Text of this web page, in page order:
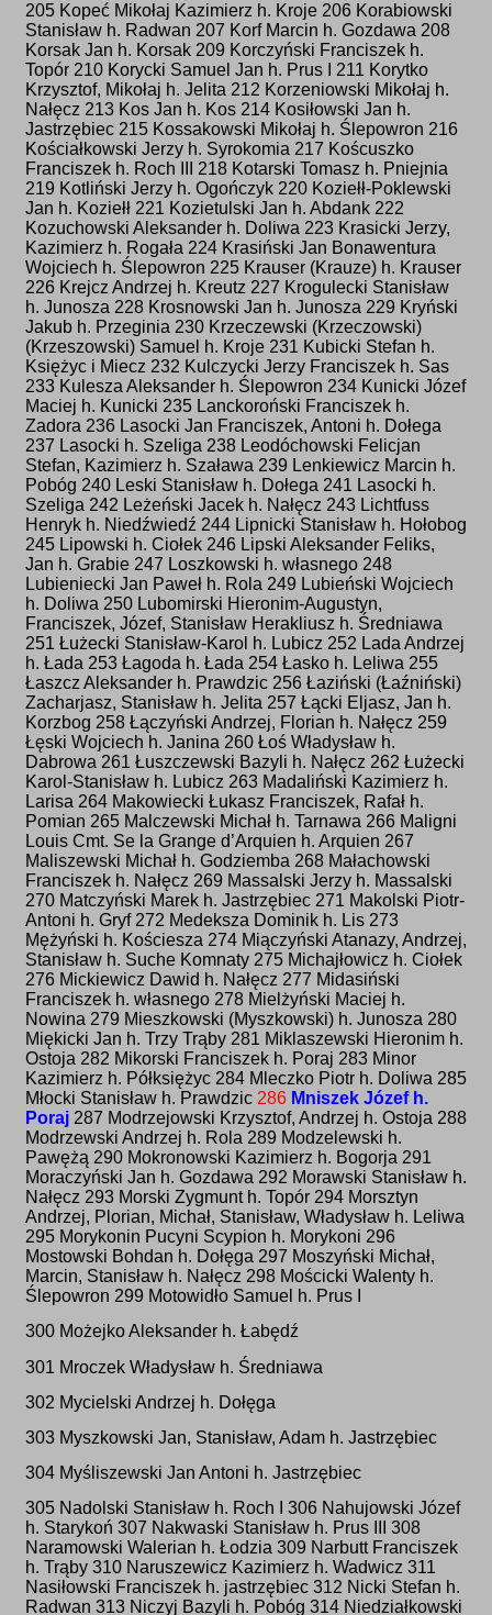
205 Kopeć Mikołaj Kazimierz h. Kroje 206 Korabiowski
Stanisław h. Radwan 207 Korf Marcin h. Gozdawa 208
Korsak Jan h. Korsak 209 Korczyński Franciszek h.
Topór 210 Korycki Samuel Jan h. Prus I 211 Korytko
Krzysztof, Mikołaj h. Jelita 212 Korzeniowski Mikołaj h.
Nałęcz 213 Kos Jan h. Kos 214 Kosiłowski Jan h.
Jastrzębiec 215 Kossakowski Mikołaj h. Ślepowron 216
Kościałkowski Jerzy h. Syrokomia 217 Koścuszko
Franciszek h. Roch III 218 Kotarski Tomasz h. Pniejnia
219 Kotliński Jerzy h. Ogończyk 220 Koziełł-Poklewski
Jan h. Koziełł 221 Kozietulski Jan h. Abdank 222
Kozuchowski Aleksander h. Doliwa 223 Krasicki Jerzy,
Kazimierz h. Rogała 224 Krasiński Jan Bonawentura
Wojciech h. Ślepowron 225 Krauser (Krauze) h. Krauser
226 Krejcz Andrzej h. Kreutz 227 Krogulecki Stanisław
h. Junosza 228 Krosnowski Jan h. Junosza 229 Kryński
Jakub h. Przeginia 230 Krzeczewski (Krzeczowski)
(Krzeszowski) Samuel h. Kroje 231 Kubicki Stefan h.
Księżyc i Miecz 232 Kulczycki Jerzy Franciszek h. Sas
233 Kulesza Aleksander h. Ślepowron 234 Kunicki Józef
Maciej h. Kunicki 235 Lanckoroński Franciszek h.
Zadora 236 Lasocki Jan Franciszek, Antoni h. Dołega
237 Lasocki h. Szeliga 238 Leodóchowski Felicjan
Stefan, Kazimierz h. Szaława 239 Lenkiewicz Marcin h.
Pobóg 240 Leski Stanisław h. Dołega 241 Lasocki h.
Szeliga 242 Leżeński Jacek h. Nałęcz 243 Lichtfuss
Henryk h. Niedźwiedź 244 Lipnicki Stanisław h. Hołobog
245 Lipowski h. Ciołek 246 Lipski Aleksander Feliks,
Jan h. Grabie 247 Loszkowski h. własnego 248
Lubieniecki Jan Paweł h. Rola 249 Lubieński Wojciech
h. Doliwa 250 Lubomirski Hieronim-Augustyn,
Franciszek, Józef, Stanisław Herakliusz h. Średniawa
251 Łużecki Stanisław-Karol h. Lubicz 252 Lada Andrzej
h. Łada 253 Łagoda h. Łada 254 Łasko h. Leliwa 255
Łaszcz Aleksander h. Prawdzic 256 Łaziński (Łaźniński)
Zacharjasz, Stanisław h. Jelita 257 Łącki Eljasz, Jan h.
Korzbog 258 Łączyński Andrzej, Florian h. Nałęcz 259
Łęski Wojciech h. Janina 260 Łoś Władysław h.
Dabrowa 261 Łuszczewski Bazyli h. Nałęcz 262 Łużecki
Karol-Stanisław h. Lubicz 263 Madaliński Kazimierz h.
Larisa 264 Makowiecki Łukasz Franciszek, Rafał h.
Pomian 265 Malczewski Michał h. Tarnawa 266 Maligni
Louis Cmt. Se la Grange d’Arquien h. Arquien 267
Maliszewski Michał h. Godziemba 268 Małachowski
Franciszek h. Nałęcz 269 Massalski Jerzy h. Massalski
270 Matczyński Marek h. Jastrzębiec 271 Makolski Piotr-
Antoni h. Gryf 272 Medeksza Dominik h. Lis 273
Mężyński h. Kościesza 274 Miączyński Atanazy, Andrzej,
Stanisław h. Suche Komnaty 275 Michajłowicz h. Ciołek
276 Mickiewicz Dawid h. Nałęcz 277 Midasiński
Franciszek h. własnego 278 Mielżyński Maciej h.
Nowina 279 Mieszkowski (Myszkowski) h. Junosza 280
Miękicki Jan h. Trzy Trąby 281 Miklaszewski Hieronim h.
Ostoja 282 Mikorski Franciszek h. Poraj 283 Minor
Kazimierz h. Półksiężyc 284 Mleczko Piotr h. Doliwa 285
Młocki Stanisław h. Prawdzic 286 Mniszek Józef h.
Poraj 287 Modrzejowski Krzysztof, Andrzej h. Ostoja 288
Modrzewski Andrzej h. Rola 289 Modzelewski h.
Pawężą 290 Mokronowski Kazimierz h. Bogorja 291
Moraczyński Jan h. Gozdawa 292 Morawski Stanisław h.
Nałęcz 293 Morski Zygmunt h. Topór 294 Morsztyn
Andrzej, Plorian, Michał, Stanisław, Władysław h. Leliwa
295 Morykonin Pucyni Scypion h. Morykoni 296
Mostowski Bohdan h. Dołęga 297 Moszyński Michał,
Marcin, Stanisław h. Nałęcz 298 Mościcki Walenty h.
Ślepowron 299 Motowidło Samuel h. Prus I
300 Możejko Aleksander h. Łabędź
301 Mroczek Władysław h. Średniawa
302 Mycielski Andrzej h. Dołęga
303 Myszkowski Jan, Stanisław, Adam h. Jastrzębiec
304 Myśliszewski Jan Antoni h. Jastrzębiec
305 Nadolski Stanisław h. Roch I 306 Nahujowski Józef
h. Starykoń 307 Nakwaski Stanisław h. Prus III 308
Naramowski Walerian h. Łodzia 309 Narbutt Franciszek
h. Trąby 310 Naruszewicz Kazimierz h. Wadwicz 311
Nasiłowski Franciszek h. jastrzębiec 312 Nicki Stefan h.
Radwan 313 Niczyj Bazyli h. Pobóg 314 Niedziałkowski